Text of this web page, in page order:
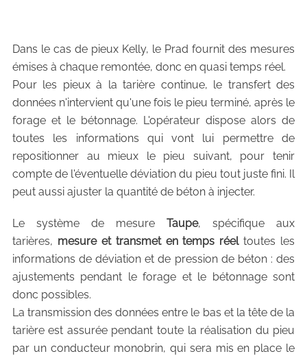
Dans le cas de pieux Kelly, le Prad fournit des mesures
émises à chaque remontée, donc en quasi temps réel.
Pour les pieux à la tarière continue, le transfert des
données n'intervient qu'une fois le pieu terminé, après le
forage et le bétonnage. L'opérateur dispose alors de
toutes les informations qui vont lui permettre de
repositionner au mieux le pieu suivant, pour tenir
compte de l'éventuelle déviation du pieu tout juste fini. Il
peut aussi ajuster la quantité de béton à injecter.
Le système de mesureTaupe, spécifique aux
tarières, mesure et transmet en temps réeltoutes les
informations de déviation et de pression de béton : des
ajustements pendant le forage et le bétonnage sont
donc possibles.
La transmission des données entre le bas et la tête de la
tarière est assurée pendant toute la réalisation du pieu
par un conducteur monobrin, qui sera mis en place le